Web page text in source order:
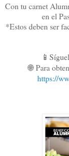
Con tu carnet
en el
*Estos deben ser
🌐Para
https://